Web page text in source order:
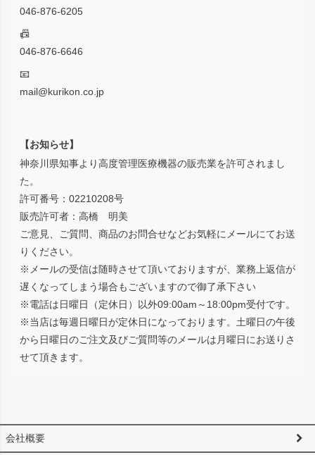
046-876-6205
📠
046-876-6646
📧
mail@kurikon.co.jp
【お知らせ】
神奈川県知事より高度管理医療機器の販売業を許可されまし
た。
許可番号：02210208号
販売許可者：高橋 明美
ご意見、ご質問、商品のお問合せなどお気軽にメールにてお送
りください。
※メールの受信は随時させて頂いておりますが、業務上返信が
遅くなってしまう場合もございますので御了承下さい
※電話は日曜日（定休日）以外09:00am～18:00pm受付です。
※当店は毎週日曜日が定休日になっております。土曜日の午後
から日曜日のご注文及びご質問等のメールは月曜日にお送りさ
せて頂きます。
会社概要